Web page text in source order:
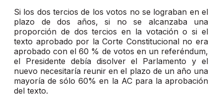
Si los dos tercios de los votos no se lograban en el
plazo de dos años, si no se alcanzaba una
proporción de dos tercios en la votación o si el
texto aprobado por la Corte Constitucional no era
aprobado con el 60 % de votos en un referéndum,
el Presidente debía disolver el Parlamento y el
nuevo necesitaría reunir en el plazo de un año una
mayoría de sólo 60% en la AC para la aprobación
del texto.